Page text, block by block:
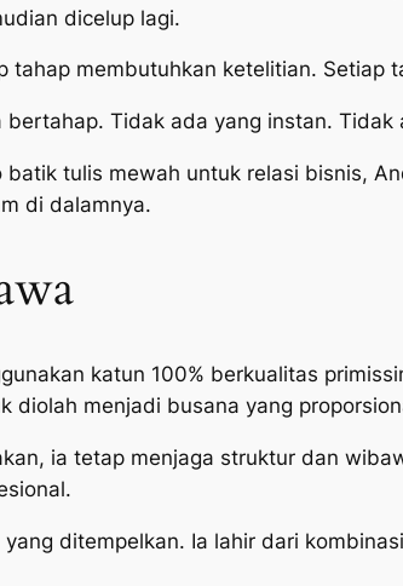
dicelup lagi.
tahap membutuhkan ketelitian. Setiap
Tidak ada yang instan.
tulis mewah untuk relasi bisnis,
di dalamnya.
katun 100% berkualitas
diolah menjadi busana yang
ia tetap menjaga struktur dan
ditempelkan. Ia lahir dari